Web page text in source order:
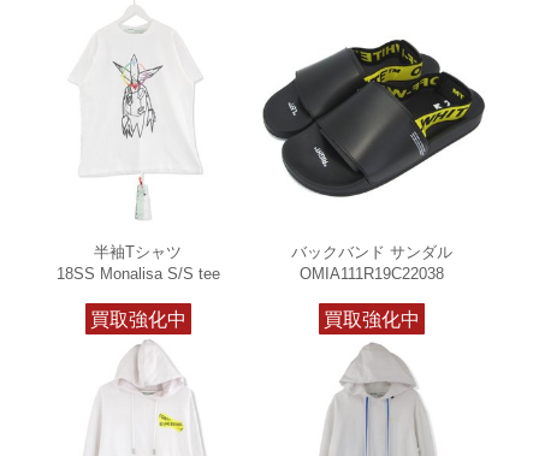
半袖Tシャツ
18SS Monalisa S/S tee
買取強化中
バックバンド サンダル
OMIA111R19C22038
買取強化中